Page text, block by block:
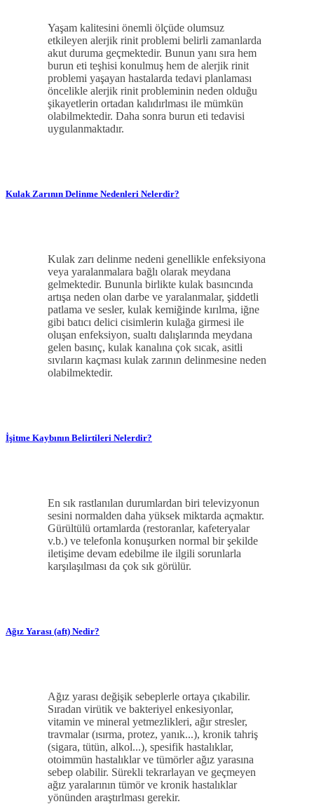
Yaşam kalitesini önemli ölçüde olumsuz
etkileyen alerjik rinit problemi belirli zamanlarda
akut duruma geçmektedir. Bunun yanı sıra hem
burun eti teşhisi konulmuş hem de alerjik rinit
problemi yaşayan hastalarda tedavi planlaması
öncelikle alerjik rinit probleminin neden olduğu
şikayetlerin ortadan kalıdırlması ile mümkün
olabilmektedir. Daha sonra burun eti tedavisi
uygulanmaktadır.
Kulak Zarının Delinme Nedenleri Nelerdir?
Kulak zarı delinme nedeni genellikle enfeksiyona
veya yaralanmalara bağlı olarak meydana
gelmektedir. Bununla birlikte kulak basıncında
artışa neden olan darbe ve yaralanmalar, şiddetli
patlama ve sesler, kulak kemiğinde kırılma, iğne
gibi batıcı delici cisimlerin kulağa girmesi ile
oluşan enfeksiyon, sualtı dalışlarında meydana
gelen basınç, kulak kanalına çok sıcak, asitli
sıvıların kaçması kulak zarının delinmesine neden
olabilmektedir.
İşitme Kaybının Belirtileri Nelerdir?
En sık rastlanılan durumlardan biri televizyonun
sesini normalden daha yüksek miktarda açmaktır.
Gürültülü ortamlarda (restoranlar, kafeteryalar
v.b.) ve telefonla konuşurken normal bir şekilde
iletişime devam edebilme ile ilgili sorunlarla
karşılaşılması da çok sık görülür.
Ağız Yarası (aft) Nedir?
Ağız yarası değişik sebeplerle ortaya çıkabilir.
Sıradan virütik ve bakteriyel enkesiyonlar,
vitamin ve mineral yetmezlikleri, ağır stresler,
travmalar (ısırma, protez, yanık...), kronik tahriş
(sigara, tütün, alkol...), spesifik hastalıklar,
otoimmün hastalıklar ve tümörler ağız yarasına
sebep olabilir. Sürekli tekrarlayan ve geçmeyen
ağız yaralarının tümör ve kronik hastalıklar
yönünden araştırlması gerekir.